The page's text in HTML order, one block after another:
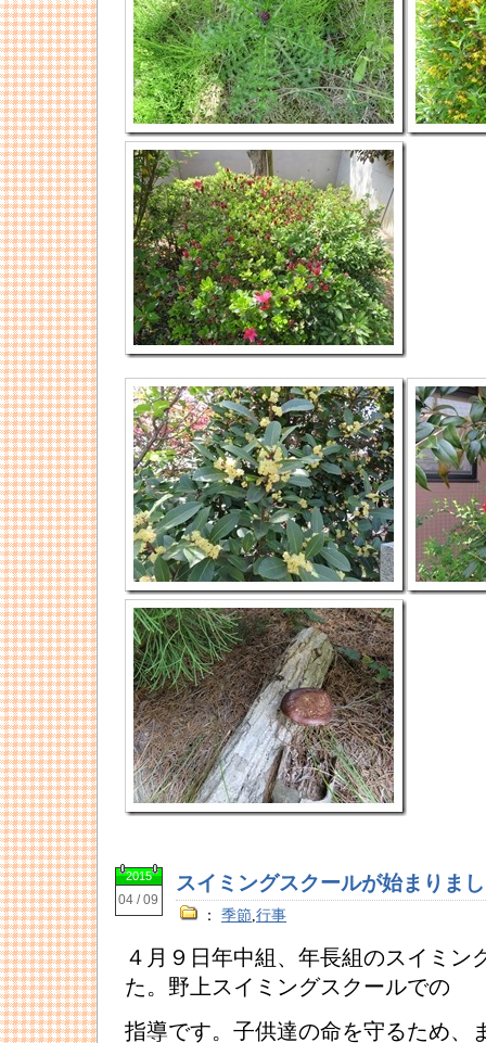
2015
04 / 09
スイミングスクールが始まりま
： 季節,行事
４月９日年中組、年長組のスイミン
た。野上スイミングスクールでの
指導です。子供達の命を守るため、